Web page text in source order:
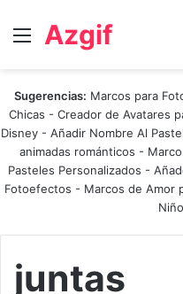
Menú
Azgif
Sugerencias: Marcos para
Chicas - Creador de Avatares
Disney - Añadir Nombre Al Pastel
animadas románticos -
Pasteles Personalizados -
Fotoefectos - Marcos de Amor
juntas